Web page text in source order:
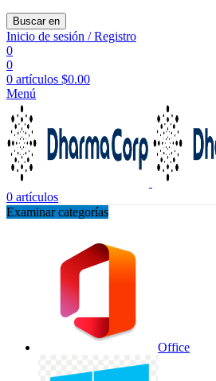
Buscar en
Inicio de sesión / Registro
0
0
0 artículos $0.00
Menú
0 artículos
Examinar categorías
Office